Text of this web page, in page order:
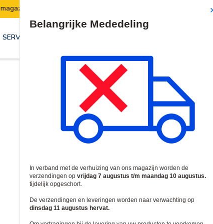
verhuist: Verzendingen worden van 7
SERVICES & OPLOSSINGEN